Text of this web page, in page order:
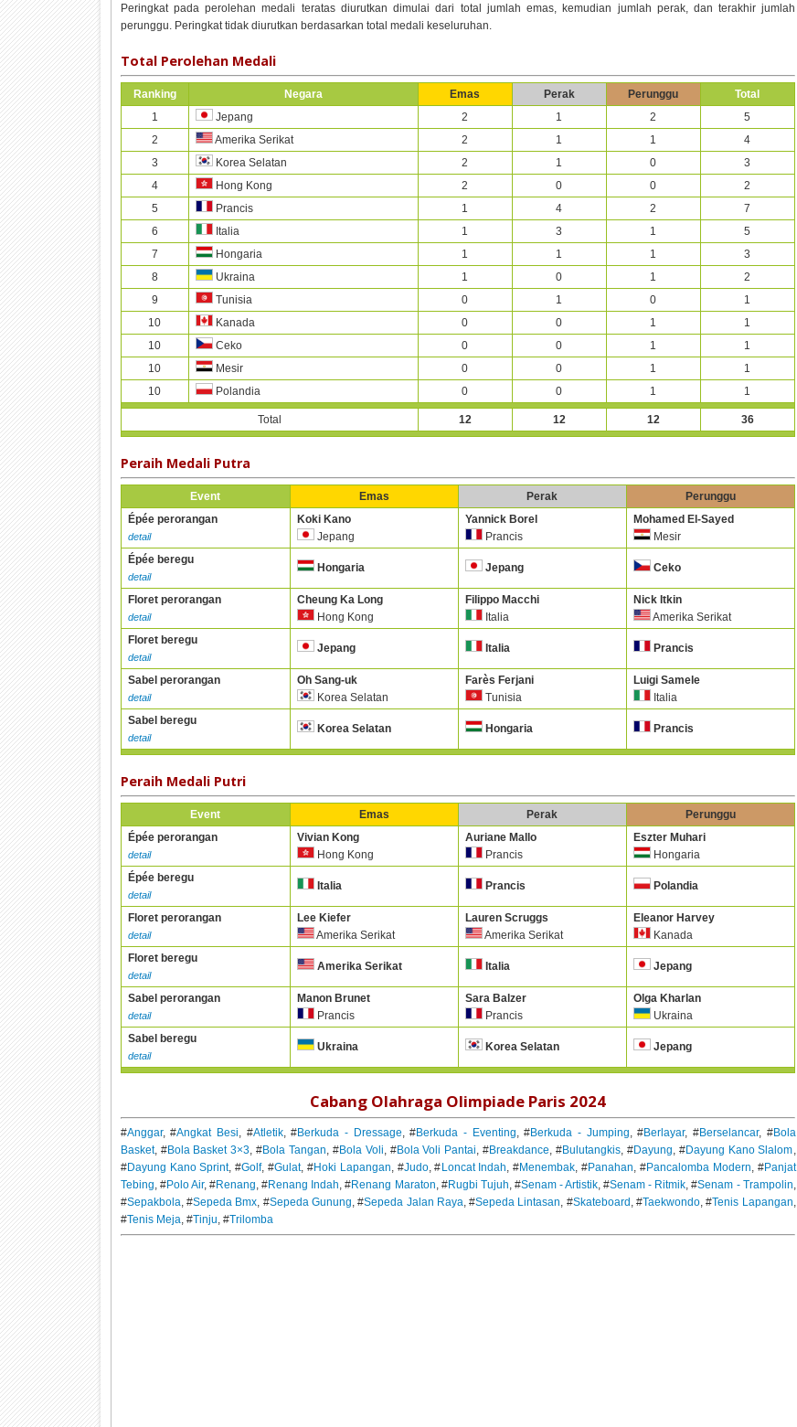
Peringkat pada perolehan medali teratas diurutkan dimulai dari total jumlah emas, kemudian jumlah perak, dan terakhir jumlah
perunggu. Peringkat tidak diurutkan berdasarkan total medali keseluruhan.
Total Perolehan Medali
Ranking Negara Emas Perak Perunggu
Total
1
Jepang 2 1 2
5
2
Amerika Serikat 2 1 1
4
3
Korea Selatan 2 1 0
3
4
Hong Kong 2 0 0
2
5
Prancis 1 4 2
7
6
Italia 1 3 1
5
7
Hongaria 1 1 1
3
8
Ukraina 1 0 1
2
9
Tunisia 0 1 0
1
10
Kanada 0 0 1
1
10
Ceko 0 0 1
1
10
Mesir 0 0 1
1
10
Polandia 0 0 1 1
Total 12 12 12 36
Peraih Medali Putra
Event Emas Perak
Perunggu
Épée perorangan
detail
Koki Kano
Jepang
Yannick Borel
Prancis
Mohamed El-Sayed
Mesir
Épée beregu
detail
Hongaria Jepang Ceko
Floret perorangan
detail
Cheung Ka Long
Hong Kong
Filippo Macchi
Italia
Nick Itkin
Amerika Serikat
Floret beregu
detail
Jepang Italia Prancis
Sabel perorangan
detail
Oh Sang-uk
Korea Selatan
Farès Ferjani
Tunisia
Luigi Samele
Italia
Sabel beregu
detail
Korea Selatan Hongaria Prancis
Peraih Medali Putri
Event Emas Perak
Perunggu
Épée perorangan
detail
Vivian Kong
Hong Kong
Auriane Mallo
Prancis
Eszter Muhari
Hongaria
Épée beregu
detail
Italia Prancis Polandia
Floret perorangan
detail
Lee Kiefer
Amerika Serikat
Lauren Scruggs
Amerika Serikat
Eleanor Harvey
Kanada
Floret beregu
detail
Amerika Serikat Italia Jepang
Sabel perorangan
detail
Manon Brunet
Prancis
Sara Balzer
Prancis
Olga Kharlan
Ukraina
Sabel beregu
detail
Ukraina Korea Selatan Jepang
Cabang Olahraga Olimpiade Paris 2024
#Anggar, #Angkat Besi , #Atletik, #Berkuda - Dressage , #Berkuda - Eventing , #Berkuda - Jumping , #Berlayar, #Berselancar, #Bola
Basket, #Bola Basket 3×3 , #Bola Tangan , #Bola Voli , #Bola Voli Pantai , #Breakdance , #Bulutangkis , #Dayung , #Dayung Kano Slalom
#Dayung Kano Sprint, #Golf, #Gulat, #Hoki Lapangan , #Judo, #Loncat Indah , #Menembak , #Panahan , #Pancalomba Modern , #Panjat
Tebing , #Polo Air, #Renang , #Renang Indah , #Renang Maraton , #Rugbi Tujuh , #Senam - Artistik , #Senam - Ritmik , #Senam - Trampolin
#Sepakbola , #Sepeda Bmx , #Sepeda Gunung , #Sepeda Jalan Raya , #Sepeda Lintasan , #Skateboard , #Taekwondo , #Tenis Lapangan
#Tenis Meja , #Tinju , #Trilomba